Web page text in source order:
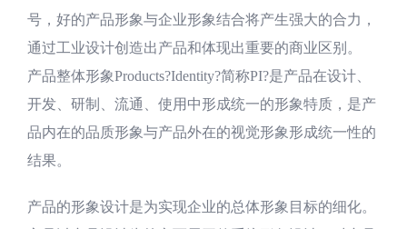
号，好的产品形象与企业形象结合将产生强大的合力，
通过工业设计创造出产品和体现出重要的商业区别。
产品整体形象Products?Identity?简称PI?是产品在设计、
开发、研制、流通、使用中形成统一的形象特质，是产
品内在的品质形象与产品外在的视觉形象形成统一性的
结果。
产品的形象设计是为实现企业的总体形象目标的细化。